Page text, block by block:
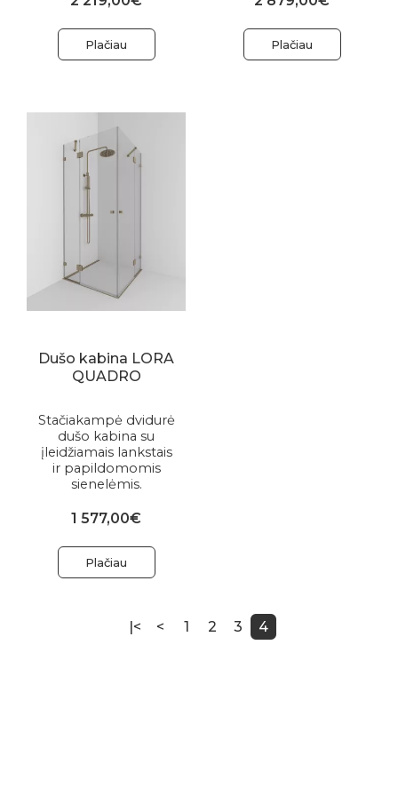
Plačiau Plačiau
Dušo kabina LORA
QUADRO
Stačiakampė dvidurė
dušo kabina su
įleidžiamais lankstais
ir papildomomis
sienelėmis.
1 577,00€
Plačiau
|< < 1 2 3 4